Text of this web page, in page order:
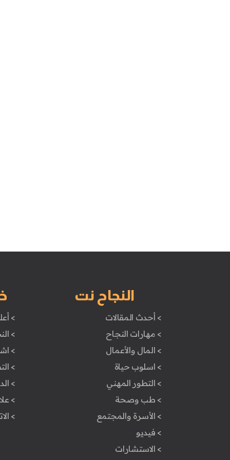
النجاح نت
> أحدث المقالات
> مهارات النجاح
> المال والأعمال
> اسلوب حياة
> التطور المهني
> طب وصحة
> الأسرة والمجتمع
> فيديو
> الاستشارات
>
>
>
>
>
>
>